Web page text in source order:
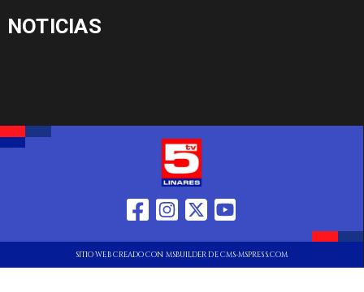
NOTICIAS
SITIO WEB CREADO CON MSBUILDER DE CMS-MSPRESS.COM